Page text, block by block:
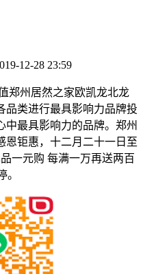
12-28 23:59
郑州居然之家欧凯龙北龙
品类进行最具影响力品牌投
中最具影响力的品牌。郑州
恩钜惠，十二月二十一日至
一元购 每满一万再送两百
。